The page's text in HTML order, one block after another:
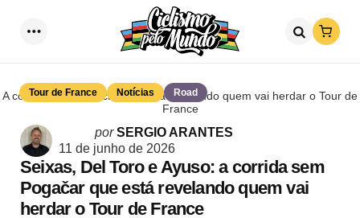
Loja
Tour de France Notícias Road
A corrida sem Pogačar que está revelando quem vai herdar o Tour de
France
Postado
por
porSERGIO ARANTES
11 de junho de 2026
Seixas, Del Toro e Ayuso: a corrida sem
Pogačar que está revelando quem vai
herdar o Tour de France